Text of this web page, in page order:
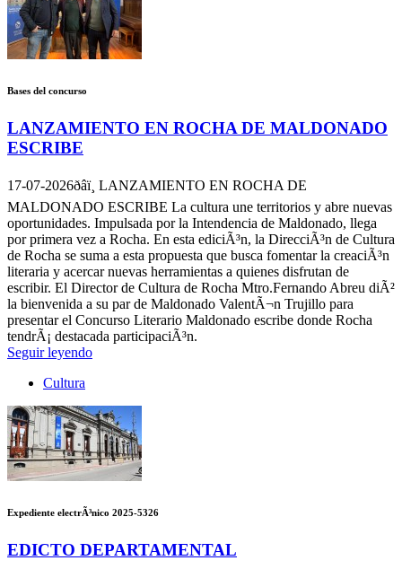
Bases del concurso
LANZAMIENTO EN ROCHA DE MALDONADO
ESCRIBE
17-07-2026ðâï¸ LANZAMIENTO EN ROCHA DE
MALDONADO ESCRIBE La cultura une territorios y abre nuevas
oportunidades. Impulsada por la Intendencia de Maldonado, llega
por primera vez a Rocha. En esta ediciÃ³n, la DirecciÃ³n de Cultura
de Rocha se suma a esta propuesta que busca fomentar la creaciÃ³n
literaria y acercar nuevas herramientas a quienes disfrutan de
escribir. El Director de Cultura de Rocha Mtro.Fernando Abreu diÃ²
la bienvenida a su par de Maldonado ValentÃ¬n Trujillo para
presentar el Concurso Literario Maldonado escribe donde Rocha
tendrÃ¡ destacada participaciÃ³n.
Seguir leyendo
Cultura
Expediente electrÃ³nico 2025-5326
EDICTO DEPARTAMENTAL